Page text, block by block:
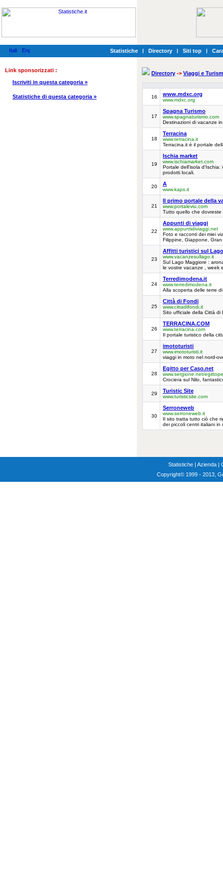
Statistiche | Directory | Siti top |
Link sponsorizzati :
Iscriviti in questa categoria »
Statistiche di questa categoria »
Directory -> Viaggi e
16 www.mdxc.org
www.mdxc.org
17
Spagna Turismo
www.spagnaturismo.com
Destinazioni di vacanze
18
Terracina
www.terracina.it
Terracina.it è il portale
19
Ischia market
www.ischiamarket.com
Portale dell'isola d'Ischia:
prodotti locali.
20 A
www.kaps.it
21
Il primo portale della
www.portaleviu.com
Tutto quello che
22
Appunti di viaggi
www.appuntidiviaggi.net
Foto e racconti dei miei
Filippine, Giappone,
23
Affitti turistici sul Lago
www.vacanzesullago.it
Sul Lago Maggiore :
le vostre vacanze , week
24
Terredimodena.it
www.terredimodena.it
Alla scoperta delle terre
25
Città di Fondi
www.cittadifondi.it
Sito ufficiale della Città di
26
TERRACINA.COM
www.terracina.com
Il portale turistico della
27
imototuristi
www.imototuristi.it
viaggi in moto nel nord-
28
Egitto per Caso.net
www.sergione.net/
Crociera sul Nilo,
29 Turistic Site
www.turisticsite.com
30
Serroneweb
www.serroneweb.it
Il sito tratta tutto ciò che
dei piccoli centri italiani in
Statistiche | Azienda |
Copyright© 1999 - 2013,